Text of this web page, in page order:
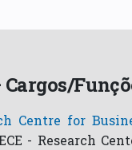
Centre for
- Research